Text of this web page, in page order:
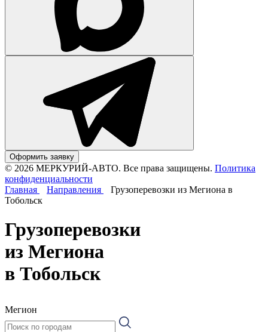
Оформить заявку
© 2026 МЕРКУРИЙ-АВТО. Все права защищены. Политика
конфиденциальности
Главная
Направления
Грузоперевозки из Мегиона в
Тобольск
Грузоперевозки
из Мегиона
в Тобольск
Мегион